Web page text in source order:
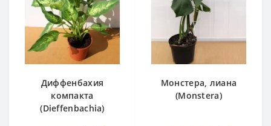
Диффенбахия
компакта
(Dieffenbachia)
Монстера, лиана
(Monstera)